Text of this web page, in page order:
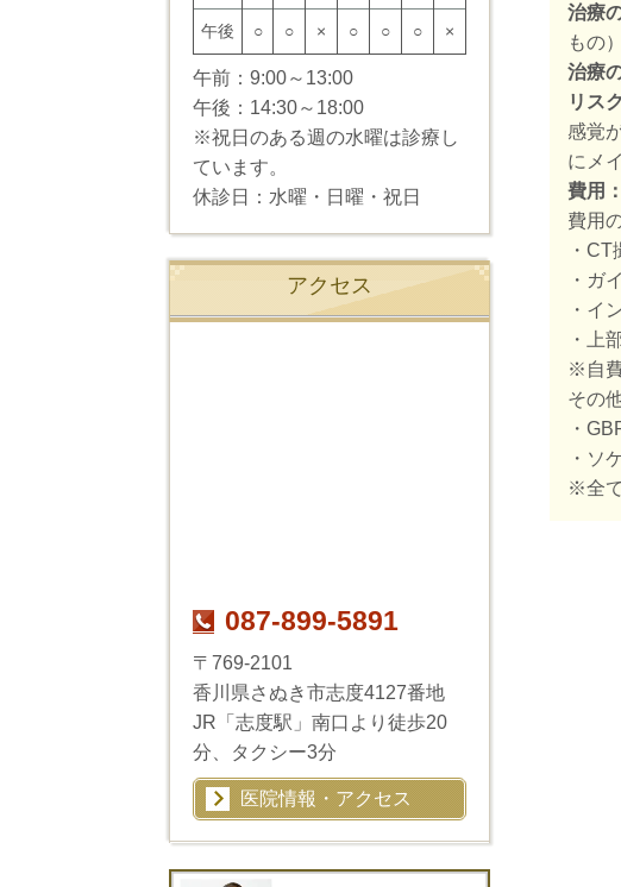
治療
もの
治療
リス
感覚
にメ
費用：
費用
・
・ガ
・イ
・上
※自
その
・
・ソ
※全
午後 ○ ○ × ○ ○ ○ ×
午前： 9:00～13:00
午後： 14:30～18:00
※祝日のある週の水曜は診療し
ています。
休診日： 水曜・日曜・祝日
アクセス
087-899-5891
〒769-2101
香川県さぬき市志度4127番地
JR「志度駅」南口より徒歩20
分、タクシー3分
医院情報・アクセス